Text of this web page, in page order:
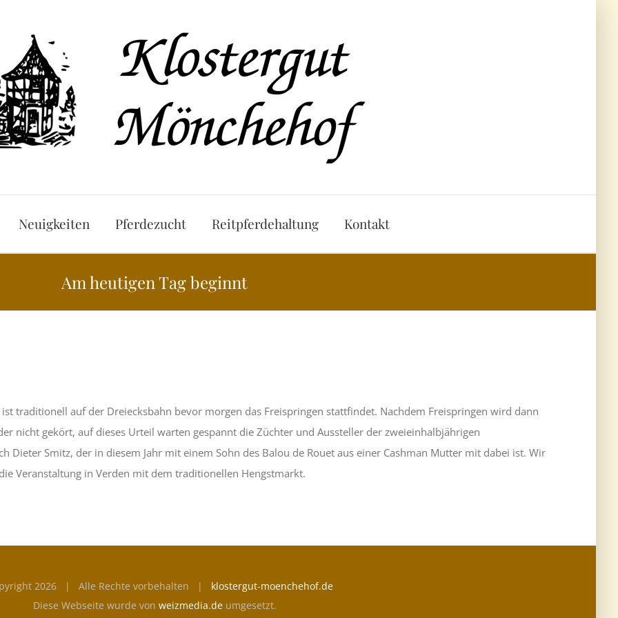
Neuigkeiten Pferdezucht Reitpferdehaltung Kontakt
Am heutigen Tag beginnt
traditionell auf der Dreiecksbahn bevor morgen das Freispringen stattfindet. Nachdem Freispringen wird dann
nicht gekört, auf dieses Urteil warten gespannt die Züchter und Aussteller der zweieinhalbjährigen
Dieter Smitz, der in diesem Jahr mit einem Sohn des Balou de Rouet aus einer Cashman Mutter mit dabei ist. Wir
Veranstaltung in Verden mit dem traditionellen Hengstmarkt.
2026 | Alle Rechte vorbehalten | klostergut-moenchehof.de
Diese Webseite wurde von weizmedia.deumgesetzt.